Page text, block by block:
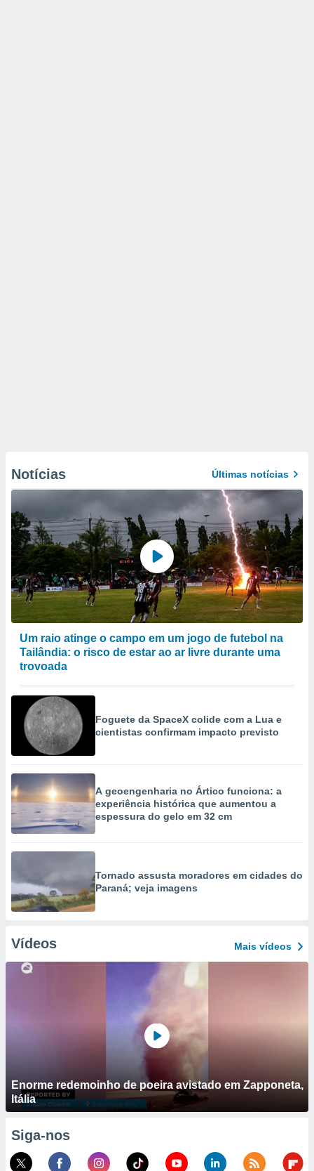
Notícias Últimas notícias
Um raio atinge o campo em um jogo de futebol na
Tailândia: o risco de estar ao ar livre durante uma
trovoada
Foguete da SpaceX colide com a Lua e
cientistas confirmam impacto previsto
A geoengenharia no Ártico funciona: a
experiência histórica que aumentou a
espessura do gelo em 32 cm
Tornado assusta moradores em cidades do
Paraná; veja imagens
Vídeos Mais vídeos
Enorme redemoinho de poeira avistado em Zapponeta,
Itália
Siga-nos